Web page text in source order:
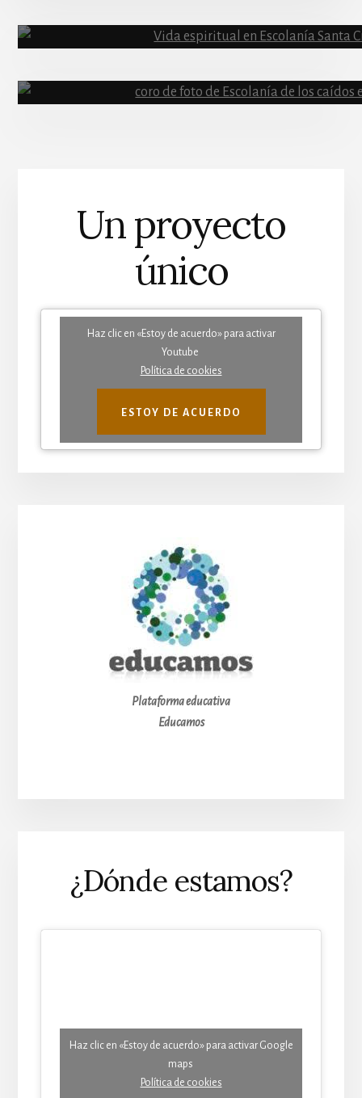
Historia de la
Un proyecto
único
Haz clic en «Estoy de acuerdo» para activar
Youtube
Política de cookies
ESTOY DE ACUERDO
Plataforma educativa
Educamos
¿Dónde estamos?
Haz clic en «Estoy de acuerdo» para activar Google
maps
Política de cookies